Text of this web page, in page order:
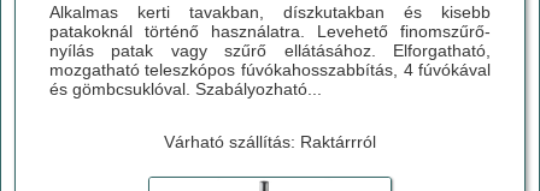
Alkalmas kerti tavakban, díszkutakban és kisebb
patakoknál történő használatra. Levehető finomszűrő-
nyílás patak vagy szűrő ellátásához. Elforgatható,
mozgatható teleszkópos fúvókahosszabbítás, 4 fúvókával
és gömbcsuklóval. Szabályozható...
Várható szállítás: Raktárrról